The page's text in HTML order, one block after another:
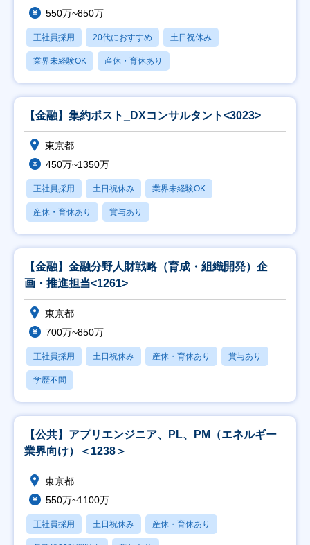
550万~850万
正社員採用 20代におすすめ 土日祝休み
業界未経験OK 産休・育休あり
【金融】集約ポスト_DXコンサルタント<3023>
東京都
450万~1350万
正社員採用 土日祝休み 業界未経験OK
産休・育休あり 賞与あり
【金融】金融分野人財戦略（育成・組織開発）企
画・推進担当<1261>
東京都
700万~850万
正社員採用 土日祝休み 産休・育休あり 賞与あり
学歴不問
【公共】アプリエンジニア、PL、PM（エネルギー
業界向け）＜1238＞
東京都
550万~1100万
正社員採用 土日祝休み 産休・育休あり